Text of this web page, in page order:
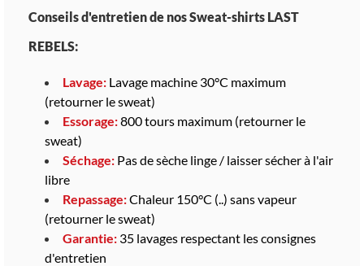
Conseils d'entretien de nos Sweat-shirts LAST
REBELS:
Lavage: Lavage machine 30°C maximum
(retourner le sweat)
Essorage:800 tours maximum (retourner le
sweat)
Séchage: Pas de sèche linge / laisser sécher à l'air
libre
Repassage:Chaleur 150°C (..) sans vapeur
(retourner le sweat)
Garantie: 35 lavages respectant les consignes
d'entretien